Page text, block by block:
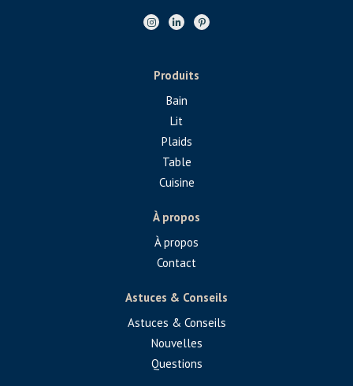
Produits
Bain
Lit
Plaids
Table
Cuisine
À propos
À propos
Contact
Astuces & Conseils
Astuces & Conseils
Nouvelles
Questions